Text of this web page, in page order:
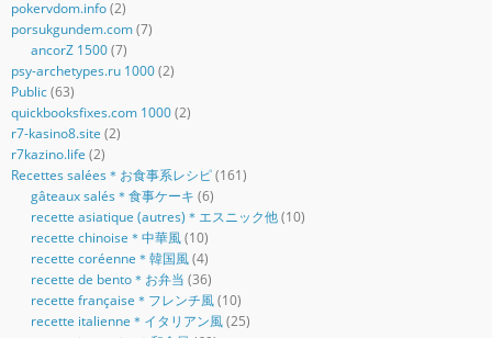
pokervdom.info(2)
porsukgundem.com(7)
ancorZ 1500(7)
psy-archetypes.ru 1000(2)
Public(63)
quickbooksfixes.com 1000(2)
r7-kasino8.site (2)
r7kazino.life (2)
Recettes salées＊お食事系レシピ(161)
gâteaux salés＊食事ケーキ (6)
recette asiatique (autres)＊エスニック他(10)
recette chinoise＊中華風(10)
recette coréenne＊韓国風(4)
recette de bento＊お弁当 (36)
recette française＊フレンチ風(10)
recette italienne＊イタリアン風(25)